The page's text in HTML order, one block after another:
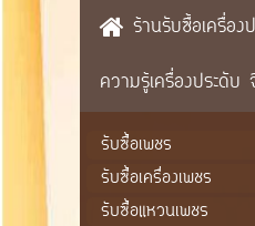
ร้านรับซื้อเครื่อ
ความรู้เครื่องประดับ
รับซื้อเพชร
รับซื้อเครื่องเพชร
รับซื้อแหวนเพชร